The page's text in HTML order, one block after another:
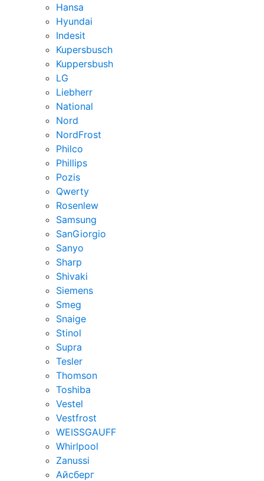
Hansa
Hyundai
Indesit
Kupersbusch
Kuppersbush
LG
Liebherr
National
Nord
NordFrost
Philco
Phillips
Pozis
Qwerty
Rosenlew
Samsung
SanGiorgio
Sanyo
Sharp
Shivaki
Siemens
Smeg
Snaige
Stinol
Supra
Tesler
Thomson
Toshiba
Vestel
Vestfrost
WEISSGAUFF
Whirlpool
Zanussi
Айсберг